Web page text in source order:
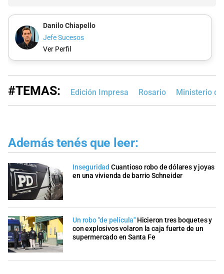
Danilo Chiapello
Jefe Sucesos
Ver Perfil
#TEMAS: Edición Impresa Rosario Ministerio
Además tenés que leer:
Inseguridad Cuantioso robo de dólares y joyas
en una vivienda de barrio Schneider
Un robo "de película" Hicieron tres boquetes y
con explosivos volaron la caja fuerte de un
supermercado en Santa Fe